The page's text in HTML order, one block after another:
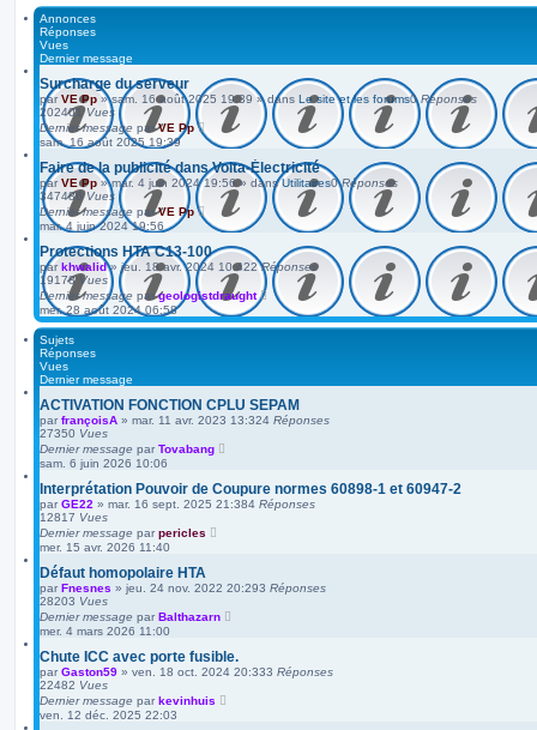
e
e
r
e
e
a
v
a
n
c
é
e
Annonces
Réponses
Vues
Dernier message
Surcharge du serveur
par VE Pp »sam. 16 août 2025 19:39» dans Le site et les forums0Réponses
202401Vues
Dernier message parVE Pp
sam. 16 août 2025 19:39
Faire de la publicité dans Volta-Électricité
par VE Pp »mar. 4 juin 2024 19:56» dansUtilitaires0Réponses
347486Vues
Dernier message parVE Pp
mar. 4 juin 2024 19:56
Protections HTA C13-100
par khwalid» jeu. 18 avr. 2024 10:422Réponses
19178 Vues
Dernier message pargeologistdraught
mer. 28 août 2024 06:58
Sujets
Réponses
Vues
Dernier message
ACTIVATION FONCTION CPLU SEPAM
par françoisA » mar. 11 avr. 2023 13:324 Réponses
27350 Vues
Dernier message par Tovabang
sam. 6 juin 2026 10:06
Interprétation Pouvoir de Coupure normes 60898-1 et 60947-2
par GE22 » mar. 16 sept. 2025 21:384 Réponses
12817 Vues
Dernier message par pericles
mer. 15 avr. 2026 11:40
Défaut homopolaire HTA
par Fnesnes » jeu. 24 nov. 2022 20:293 Réponses
28203 Vues
Dernier message par Balthazarn
mer. 4 mars 2026 11:00
Chute ICC avec porte fusible.
par Gaston59 » ven. 18 oct. 2024 20:333 Réponses
22482 Vues
Dernier message par kevinhuis
ven. 12 déc. 2025 22:03